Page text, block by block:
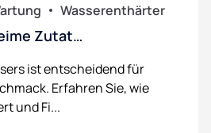
Wasserenthärter
Zutat…
ist entscheidend für
Erfahren Sie, wie
und Fi...